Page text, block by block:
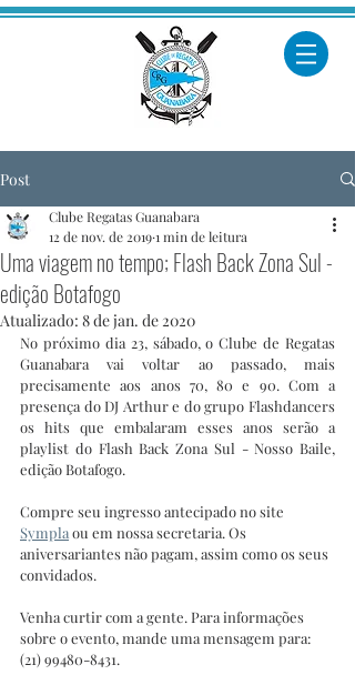
Post
Uma viagem no tempo; Flash Back Zona Sul -
edição Botafogo
Clube Regatas Guanabara
12 de nov. de 20191 min de leitura
Atualizado: 8 de jan. de 2020
No próximo dia 23, sábado, o Clube de Regatas
Guanabara vai voltar ao passado, mais
precisamente aos anos 70, 80 e 90. Com a
presença do DJ Arthur e do grupo Flashdancers
os hits que embalaram esses anos serão a
playlist do Flash Back Zona Sul - Nosso Baile,
edição Botafogo.
Compre seu ingresso antecipado no site
Sympla ou em nossa secretaria. Os
aniversariantes não pagam, assim como os seus
convidados.
Venha curtir com a gente. Para informações
sobre o evento, mande uma mensagem para:
(21) 99480-8431.